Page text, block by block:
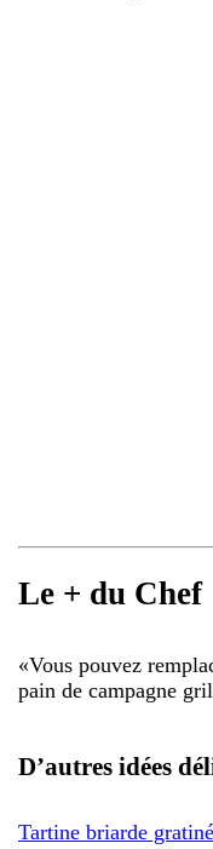
Le + du Chef
«Vous pouvez
pain de campagne
D’autres idées
Tartine briarde